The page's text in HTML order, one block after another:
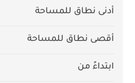
أدنى نطاق للمساحة
أقصى نطاق للمساحة
ابتداءً من